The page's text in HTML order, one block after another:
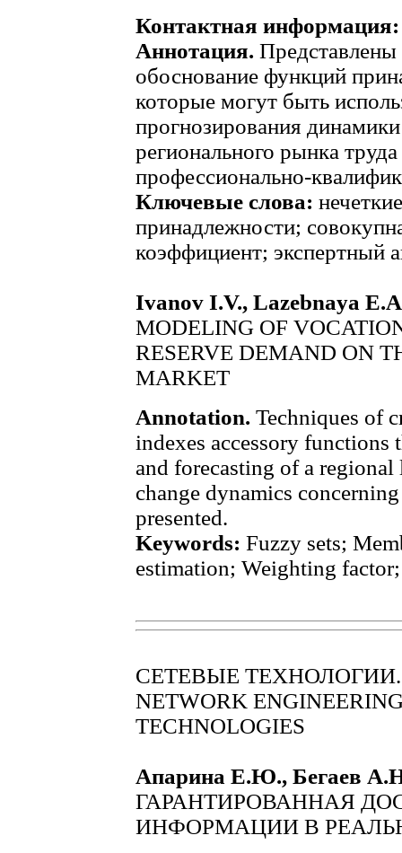
Контактная информация:
Аннотация. Представлены
обоснование функций
которые могут быть
прогнозирования
регионального рынка
профессионально-
Ключевые слова:
принадлежности;
коэффициент; экспертный
Ivanov I.V., Lazebnaya
MODELING OF
RESERVE DEMAND ON
MARKET
Annotation. Techniques of
indexes accessory functions
and forecasting of a regional
change dynamics
presented.
Keywords: Fuzzy sets;
estimation; Weighting
СЕТЕВЫЕ
NETWORK
TECHNOLOGIES
Апарина Е.Ю., Бегаев
ГАРАНТИРОВАННАЯ
ИНФОРМАЦИИ В